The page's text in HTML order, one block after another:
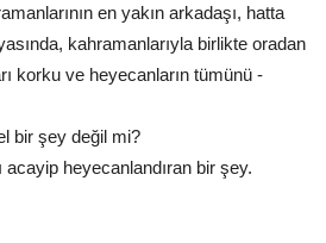
en yakın arkadaşı, hatta
kahramanlarıyla birlikte oradan
korku ve heyecanların tümünü -
bir şey değil mi?
acayip heyecanlandıran bir şey.